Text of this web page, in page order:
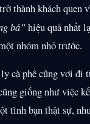
thành khách quen
bá”hiệu quả nhất
nhóm nhỏ trước.
cà phê cũng vơi đi
giống như việc
tình bạn thật sự,